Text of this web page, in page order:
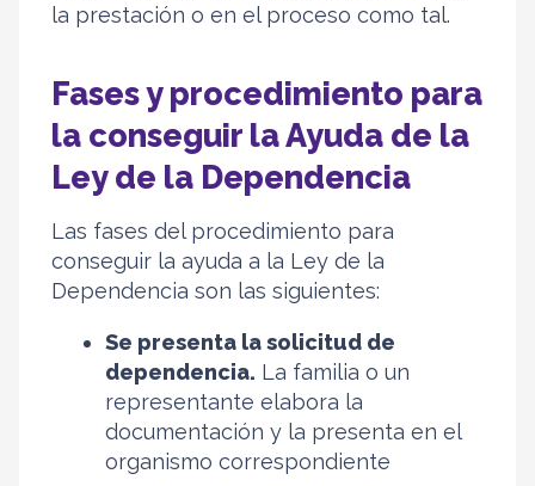
la prestación o en el proceso como tal.
Fases y procedimiento para
la conseguir la Ayuda de la
Ley de la Dependencia
Las fases del procedimiento para
conseguir la ayuda a la Ley de la
Dependencia son las siguientes:
Se presenta la solicitud de
dependencia. La familia o un
representante elabora la
documentación y la presenta en el
organismo correspondiente